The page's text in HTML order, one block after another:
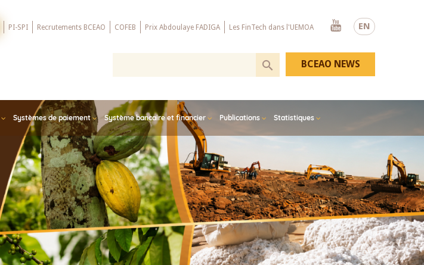
EN
PI-SPI Recrutements BCEAO COFEB Prix Abdoulaye FADIGA Les FinTech dans l'UEMOA
Youtube
Systèmes de paiement Système bancaire et financier Publications Statistiques
BCEAO NEWS